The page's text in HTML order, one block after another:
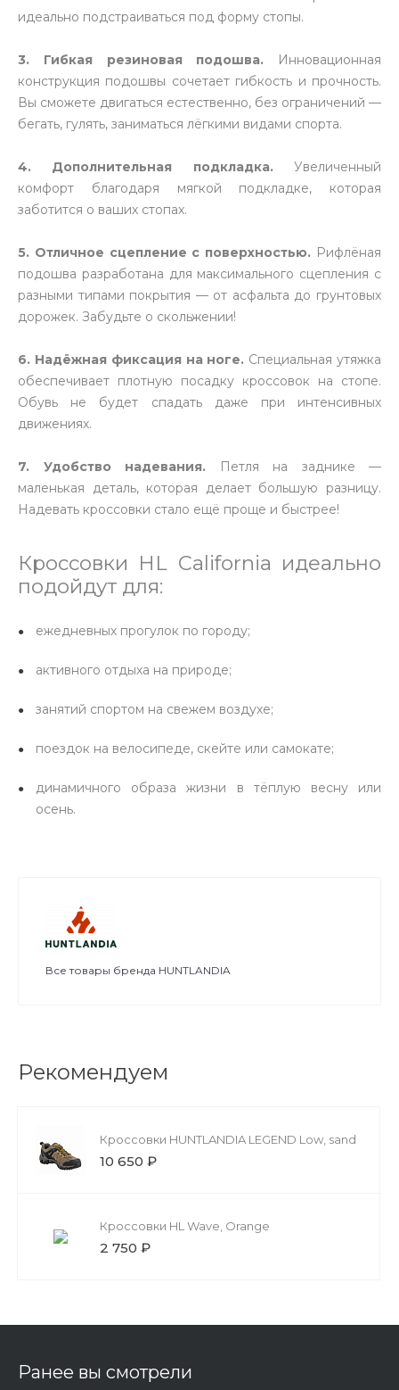
идеально подстраиваться под форму стопы.
3. Гибкая резиновая подошва. Инновационная
конструкция подошвы сочетает гибкость и прочность.
Вы сможете двигаться естественно, без ограничений —
бегать, гулять, заниматься лёгкими видами спорта.
4. Дополнительная подкладка. Увеличенный
комфорт благодаря мягкой подкладке, которая
заботится о ваших стопах.
5. Отличное сцепление с поверхностью. Рифлёная
подошва разработана для максимального сцепления с
разными типами покрытия — от асфальта до грунтовых
дорожек. Забудьте о скольжении!
6. Надёжная фиксация на ноге. Специальная утяжка
обеспечивает плотную посадку кроссовок на стопе.
Обувь не будет спадать даже при интенсивных
движениях.
7. Удобство надевания. Петля на заднике —
маленькая деталь, которая делает большую разницу.
Надевать кроссовки стало ещё проще и быстрее!
Кроссовки HL California идеально
подойдут для:
ежедневных прогулок по городу;
активного отдыха на природе;
занятий спортом на свежем воздухе;
поездок на велосипеде, скейте или самокате;
динамичного образа жизни в тёплую весну или
осень.
Все товары бренда HUNTLANDIA
Рекомендуем
Кроссовки HUNTLANDIA LEGEND Low, sand
10 650 ₽
Кроссовки HL Wave, Orange
2 750 ₽
Ранее вы смотрели